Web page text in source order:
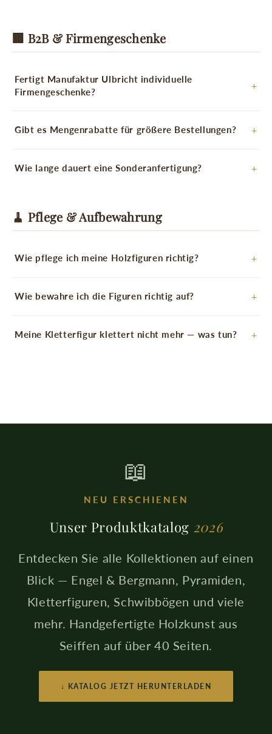
🏢 B2B & Firmengeschenke
Fertigt Manufaktur Ulbricht individuelle
Firmengeschenke?
Gibt es Mengenrabatte für größere Bestellungen?
Wie lange dauert eine Sonderanfertigung?
🧹 Pflege & Aufbewahrung
Wie pflege ich meine Holzfiguren richtig?
Wie bewahre ich die Figuren richtig auf?
Meine Kletterfigur klettert nicht mehr — was tun?
📖
NEU ERSCHIENEN
Unser Produktkatalog 2026
Entdecken Sie alle Kollektionen auf einen
Blick — Engel & Bergmann, Pyramiden,
Kletterfiguren, Schwibbögen und viele
mehr. Handgefertigte Holzkunst aus
Seiffen auf über 40 Seiten.
↓ KATALOG JETZT HERUNTERLADEN